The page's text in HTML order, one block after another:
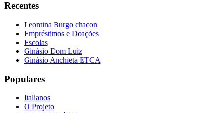
Recentes
Leontina Burgo chacon
Empréstimos e Doações
Escolas
Ginásio Dom Luiz
Ginásio Anchieta ETCA
Populares
Italianos
O Projeto